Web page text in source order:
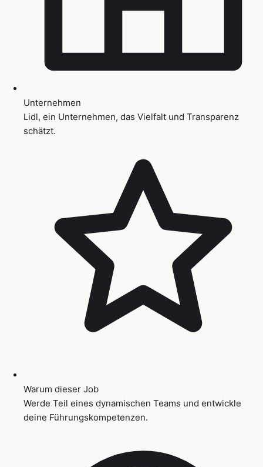
Unternehmen
Lidl, ein Unternehmen, das Vielfalt und Transparenz
schätzt.
Warum dieser Job
Werde Teil eines dynamischen Teams und entwickle
deine Führungskompetenzen.